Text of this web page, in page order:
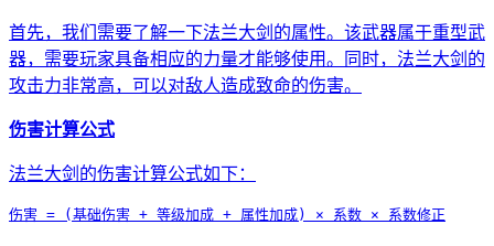
首先，我们需要了解一下法兰大剑的属性。该武器属于重型武
器，需要玩家具备相应的力量才能够使用。同时，法兰大剑的
攻击力非常高，可以对敌人造成致命的伤害。
伤害计算公式
法兰大剑的伤害计算公式如下：
伤害 = (基础伤害 + 等级加成 + 属性加成) × 系数 × 系数修正